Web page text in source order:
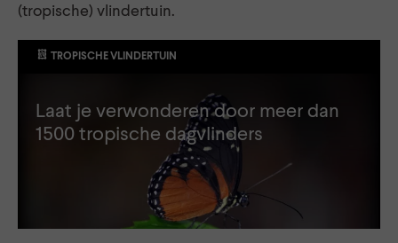
(tropische) vlindertuin.
TROPISCHE VLINDERTUIN
Laat je verwonderen door meer dan
1500 tropische dagvlinders